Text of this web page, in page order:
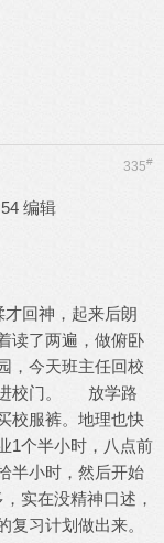
335#
编辑
回神，起来后朗
读了两遍，做俯卧
，今天班主任回校
进校门。 放学路
校服裤。地理也快
1个半小时，八点前
半小时，然后开始
实在没精神口述，
习计划做出来。